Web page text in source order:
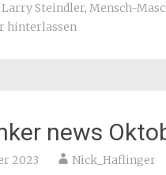
Larry Steindler, Mensch-
hinterlassen
news
2023 Nick_Haflinger